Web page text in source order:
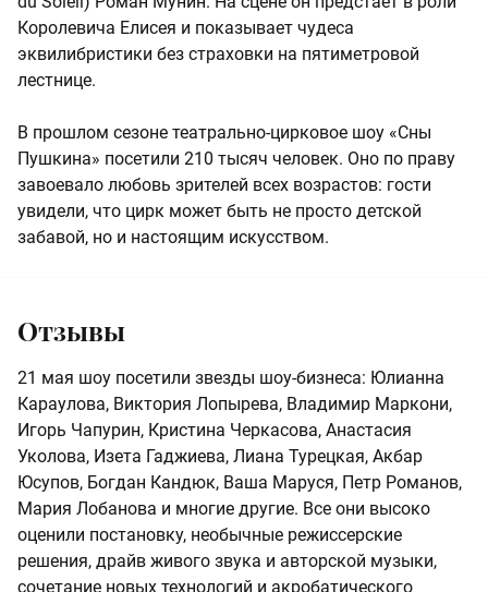
Королевича Елисея и показывает чудеса
эквилибристики без страховки на пятиметровой
лестнице.
В прошлом сезоне театрально-цирковое шоу «Сны
Пушкина» посетили 210 тысяч человек. Оно по праву
завоевало любовь зрителей всех возрастов: гости
увидели, что цирк может быть не просто детской
забавой, но и настоящим искусством.
Отзывы
21 мая шоу посетили звезды шоу-бизнеса: Юлианна
Караулова, Виктория Лопырева, Владимир Маркони,
Игорь Чапурин, Кристина Черкасова, Анастасия
Уколова, Изета Гаджиева, Лиана Турецкая, Акбар
Юсупов, Богдан Кандюк, Ваша Маруся, Петр Романов,
Мария Лобанова и многие другие. Все они высоко
оценили постановку, необычные режиссерские
решения, драйв живого звука и авторской музыки,
сочетание новых технологий и акробатического